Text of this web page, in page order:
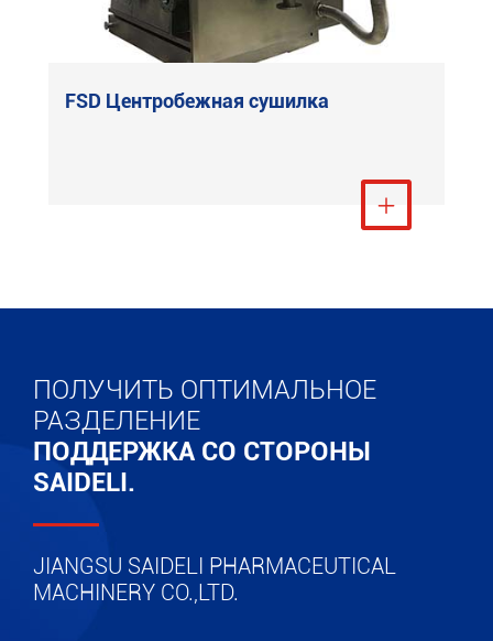
FSD Центробежная сушилка
Посмотреть ещё

ПОЛУЧИТЬ ОПТИМАЛЬНОЕ
РАЗДЕЛЕНИЕ
ПОДДЕРЖКА СО СТОРОНЫ
SAIDELI.
JIANGSU SAIDELI PHARMACEUTICAL
MACHINERY CO.,LTD.